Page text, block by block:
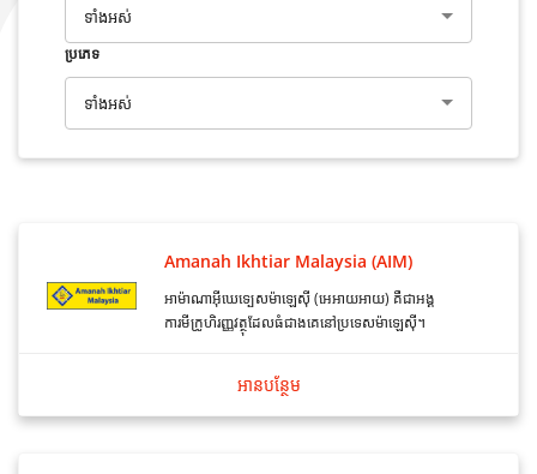
ទាំងអស់
ប្រភេទ
ទាំងអស់
Amanah Ikhtiar Malaysia (AIM)
អាម៉ាណាអ៊ីឃេទ្បេសម៉ាឡេស៊ី (អេអាយអាយ) គឺជាអង្គ
ការមីក្រូហិរញ្ញវត្ថុដែលធំជាងគេនៅប្រទេសម៉ាឡេស៊ី។
អាន​បន្ថែម